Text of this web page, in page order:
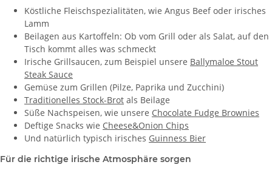
Köstliche Fleischspezialitäten, wie Angus Beef oder irisches
Lamm
Beilagen aus Kartoffeln: Ob vom Grill oder als Salat, auf den
Tisch kommt alles was schmeckt
Irische Grillsaucen, zum Beispiel unsere Ballymaloe Stout
Steak Sauce
Gemüse zum Grillen (Pilze, Paprika und Zucchini)
Traditionelles Stock-Brot als Beilage
Süße Nachspeisen, wie unsere Chocolate Fudge Brownies
Deftige Snacks wie Cheese&Onion Chips
Und natürlich typisch irisches Guinness Bier
Für die richtige irische Atmosphäre sorgen